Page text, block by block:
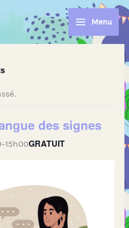
Menu
des signes
-15h00GRATUIT